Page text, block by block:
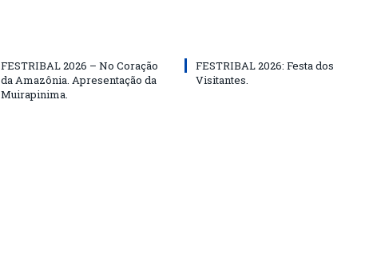
FESTRIBAL 2026 – No Coração
da Amazônia. Apresentação da
Muirapinima.
FESTRIBAL 2026: Festa dos
Visitantes.